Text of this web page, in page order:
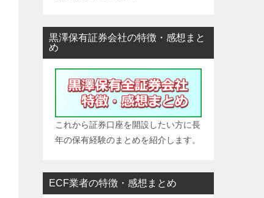
黒澤保有証券会社の特徴・感想まと
め
これから証券口座を開設したい方に長
年の保有経験のまとめを紹介します。
ECF業者の特徴・感想まとめ